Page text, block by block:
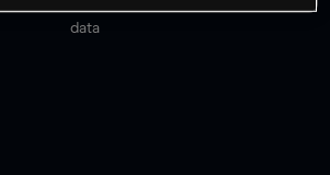
data